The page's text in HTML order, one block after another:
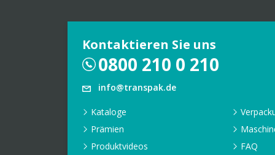
Kontaktieren Sie uns
0800 210 0 210
info@transpak.de
Kataloge
Prämien
Produktvideos
FAQ